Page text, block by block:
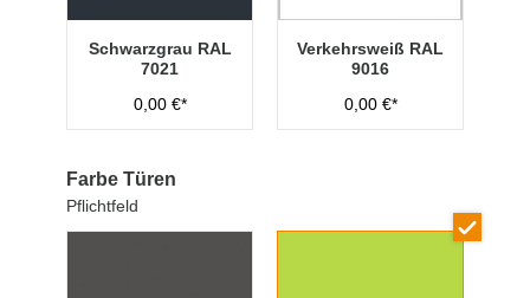
Schwarzgrau RAL
7021
0,00 €*
Verkehrsweiß RAL
9016
0,00 €*
Farbe Türen
Pflichtfeld